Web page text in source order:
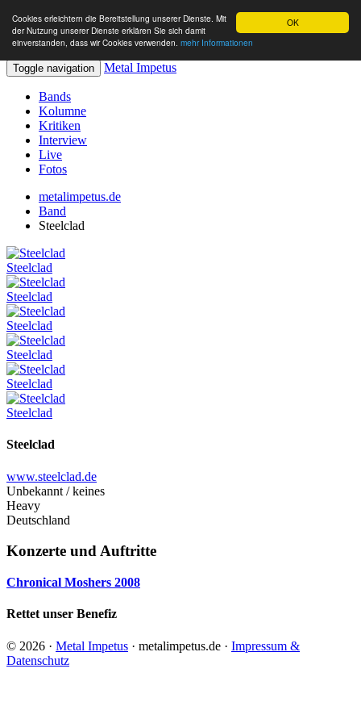
OK
Cookies erleichtern die Bereitstellung unserer Dienste. Mit
der Nutzung unserer Dienste erklären Sie sich damit
einverstanden, dass wir Cookies verwenden. mehr Informationen
Toggle navigation Metal Impetus
Bands
Kolumne
Kritiken
Interview
Live
Fotos
metalimpetus.de
Band
Steelclad
Steelclad
Steelclad
Steelclad
Steelclad
Steelclad
Steelclad
Steelclad
www.steelclad.de
Unbekannt / keines
Heavy
Deutschland
Konzerte und Auftritte
Chronical Moshers 2008
Rettet unser Benefiz
© 2026 · Metal Impetus · metalimpetus.de · Impressum &
Datenschutz